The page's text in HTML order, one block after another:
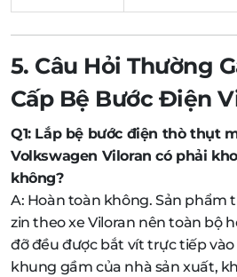
5. Câu Hỏi Thường
Cấp Bệ Bước Điện
Q1: Lắp bệ bước điện thò thụt
Volkswagen Viloran có phải
không?
A: Hoàn toàn không. Sản phẩm
zin theo xe Viloran nên toàn bộ
đỡ đều được bắt vít trực tiếp vào
khung gầm của nhà sản xuất,